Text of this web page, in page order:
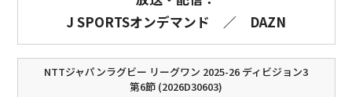
J SPORTSオンデマンド
／ DAZN
NTTジャパンラグビー リーグワン 2025-26 ディビジョン3
第6節 (2026D30603)